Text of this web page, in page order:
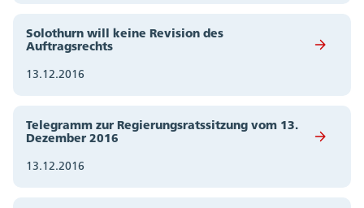
Solothurn will keine Revision des
Auftragsrechts
13.12.2016
Telegramm zur Regierungsratssitzung vom 13.
Dezember 2016
13.12.2016